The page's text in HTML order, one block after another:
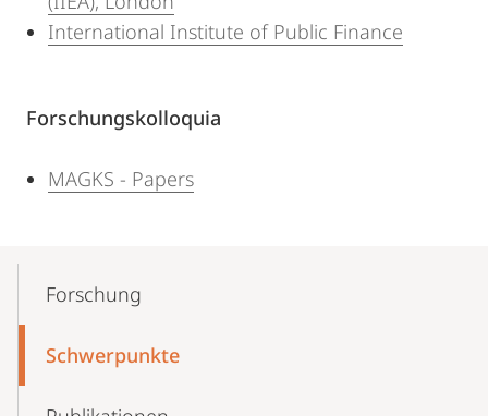
International Institute of Public Finance
Forschungskolloquia
MAGKS - Papers
NavigationForschung
Schwerpunkte